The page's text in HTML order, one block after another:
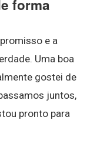
forma
e a
Uma boa
gostei de
juntos,
pronto para